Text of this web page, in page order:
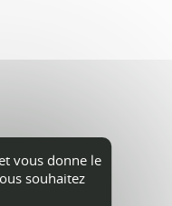
vous donne le
souhaitez